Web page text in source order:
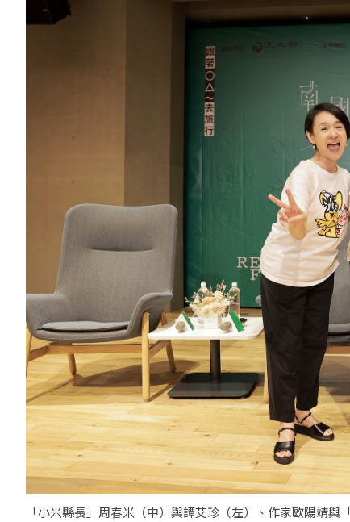
「小米縣長」周春米（中）與譚艾珍（左）、作家歐陽靖